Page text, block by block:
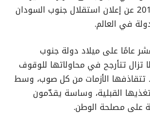
أسفر في عام 2011 عن إعلان استقلال جنوب السودان
في العالم.
عامًا على ميلاد دولة جنوب
تزال تتأرجح في محاولاتها للوقوف
تتقاذفها الأزمات من كل صوب، وسط
القبلية، وساسة يقدّمون
على مصلحة الوطن.